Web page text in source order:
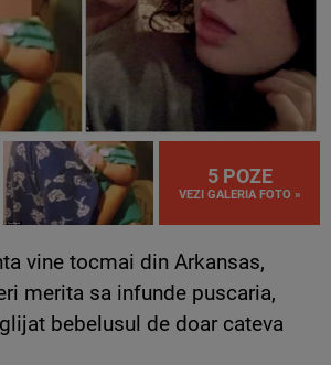
5 POZE
VEZI GALERIA FOTO »
vine tocmai din Arkansas,
merita sa infunde puscaria,
bebelusul de doar cateva